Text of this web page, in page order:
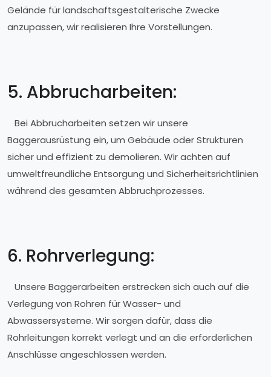
Gelände für landschaftsgestalterische Zwecke
anzupassen, wir realisieren Ihre Vorstellungen.
5. Abbrucharbeiten:
Bei Abbrucharbeiten setzen wir unsere
Baggerausrüstung ein, um Gebäude oder Strukturen
sicher und effizient zu demolieren. Wir achten auf
umweltfreundliche Entsorgung und Sicherheitsrichtlinien
während des gesamten Abbruchprozesses.
6. Rohrverlegung:
Unsere Baggerarbeiten erstrecken sich auch auf die
Verlegung von Rohren für Wasser- und
Abwassersysteme. Wir sorgen dafür, dass die
Rohrleitungen korrekt verlegt und an die erforderlichen
Anschlüsse angeschlossen werden.